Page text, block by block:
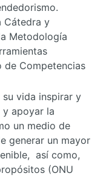
Cátedra y
Metodología
de Competencias
vida inspirar y
apoyar la
un medio de
generar un mayor
así como,
(ONU